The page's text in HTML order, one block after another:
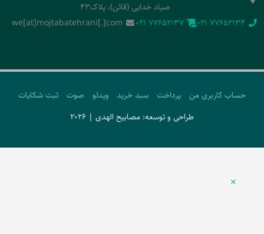
صیاد خدایی (قائن)، پلاک43
‭021 77652134‬
‭021 77652137‬
we[at]mojtabatehrani[.]com
حساب کاربری من پرداخت سبد خرید ویدئو صوت
ثبت شکایات
طراحی و توسعه: مصابیح الهدی | 2026